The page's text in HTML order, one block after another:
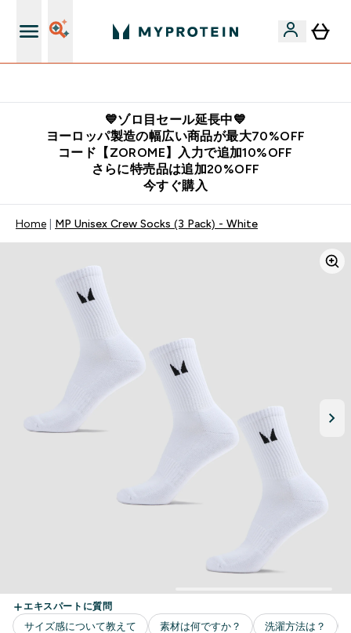
💙ゾロ目セール延長中💙
ヨーロッパ製造の幅広い商品が最大70%OFF
コード【ZOROME】入力で追加10%OFF
さらに特売品は追加20%OFF
今すぐ購入
Home MP Unisex Crew Socks (3 Pack) - White